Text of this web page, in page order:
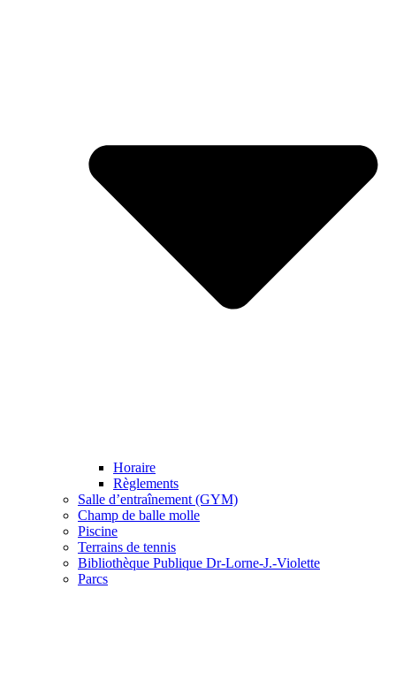
Horaire
Règlements
Salle d’entraînement (GYM)
Champ de balle molle
Piscine
Terrains de tennis
Bibliothèque Publique Dr-Lorne-J.-Violette
Parcs